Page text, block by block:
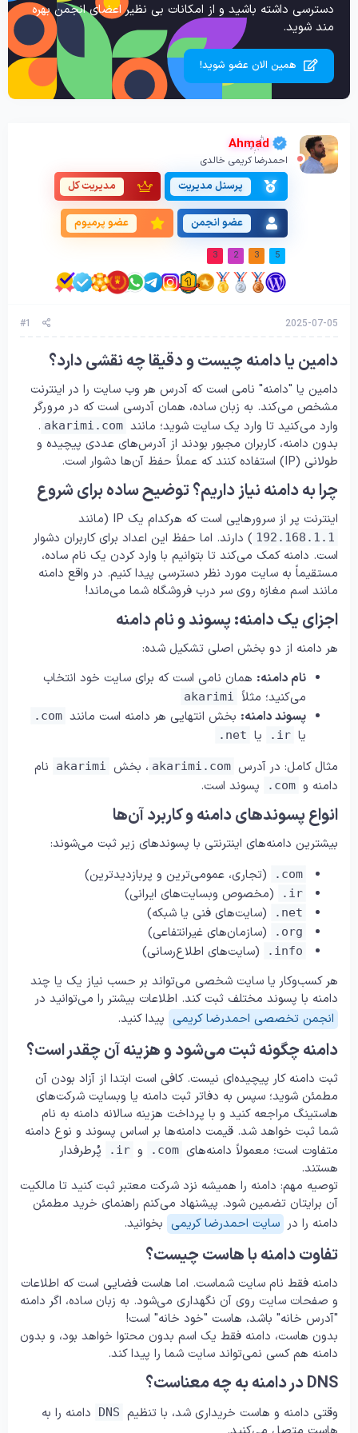
دسترسی داشته باشید و از امکانات بی نظیر اعضای انجمن بهره
مند شوید.
همین الان عضو شوید!
Ahmad
احمدرضا کریمی خالدی
پرسنل مدیریت مدیریت کل
عضو انجمن عضو پرمیوم
5
3
2
3
2025-07-05
#1
دامین یا دامنه چیست و دقیقا چه نقشی دارد؟
دامین یا "دامنه" نامی است که آدرس هر وب سایت را در اینترنت
مشخص می‌کند. به زبان ساده، همان آدرسی است که در مرورگر
وارد می‌کنید تا وارد یک سایت شوید؛ مانند akarimi.com
.
بدون دامنه، کاربران مجبور بودند از آدرس‌های عددی پیچیده و
طولانی (IP) استفاده کنند که عملاً حفظ آن‌ها دشوار است.
چرا به دامنه نیاز داریم؟ توضیح ساده برای شروع
اینترنت پر از سرورهایی است که هرکدام یک IP (مانند
192.168.1.1 ) دارند. اما حفظ این اعداد برای کاربران دشوار
است. دامنه کمک می‌کند تا بتوانیم با وارد کردن یک نام ساده،
مستقیماً به سایت مورد نظر دسترسی پیدا کنیم. در واقع دامنه
مانند اسم مغازه روی سر درب فروشگاه شما می‌ماند!
اجزای یک دامنه: پسوند و نام دامنه
هر دامنه از دو بخش اصلی تشکیل شده:
نام دامنه: همان نامی است که برای سایت خود انتخاب
می‌کنید؛ مثلاً
akarimi
پسوند دامنه: بخش انتهایی هر دامنه است مانند .com
یا .ir یا .net
مثال کامل: در آدرس akarimi.com ، بخش akarimi
نام
دامنه و .com پسوند است.
انواع پسوندهای دامنه و کاربرد آن‌ها
بیشترین دامنه‌های اینترنتی با پسوندهای زیر ثبت می‌شوند:
.com (تجاری، عمومی‌ترین و پربازدیدترین)
.ir (مخصوص وبسایت‌های ایرانی)
.net (سایت‌های فنی یا شبکه)
.org (سازمان‌های غیرانتفاعی)
.info
(سایت‌های اطلاع‌رسانی)
هر کسب‌وکار یا سایت شخصی می‌تواند بر حسب نیاز یک یا چند
دامنه با پسوند مختلف ثبت کند. اطلاعات بیشتر را می‌توانید در
انجمن تخصصی احمدرضا کریمی پیدا کنید.
دامنه چگونه ثبت می‌شود و هزینه آن چقدر است؟
ثبت دامنه کار پیچیده‌ای نیست. کافی است ابتدا از آزاد بودن آن
مطمئن شوید؛ سپس به دفاتر ثبت دامنه یا وبسایت شرکت‌های
هاستینگ مراجعه کنید و با پرداخت هزینه سالانه دامنه به نام
شما ثبت خواهد شد. قیمت دامنه‌ها بر اساس پسوند و نوع دامنه
متفاوت است؛ معمولاً دامنه‌های .com و .ir
پُرطرفدار
هستند.
توصیه مهم: دامنه را همیشه نزد شرکت معتبر ثبت کنید تا مالکیت
آن برایتان تضمین شود. پیشنهاد می‌کنم راهنمای خرید مطمئن
دامنه را در سایت احمدرضا کریمی بخوانید.
تفاوت دامنه با هاست چیست؟
دامنه فقط نام سایت شماست. اما هاست فضایی است که اطلاعات
و صفحات سایت روی آن نگهداری می‌شود. به زبان ساده، اگر دامنه
"آدرس خانه" باشد، هاست "خود خانه" است!
بدون هاست، دامنه فقط یک اسم بدون محتوا خواهد بود، و بدون
دامنه هم کسی نمی‌تواند سایت شما را پیدا کند.
DNS در دامنه به چه معناست؟
وقتی دامنه و هاست خریداری شد، با تنظیم DNS
دامنه را به